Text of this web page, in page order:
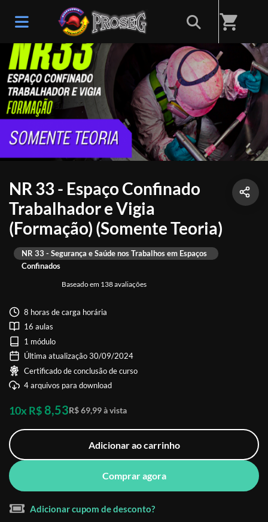
shopping_cart
NR 33 - Espaço Confinado
Trabalhador e Vigia
(Formação) (Somente Teoria)
Baseado em 138 avaliações
NR 33 - Segurança e Saúde nos Trabalhos em Espaços
Confinados
8 horas de carga horária
16 aulas
1 módulo
Última atualização 30/09/2024
Certificado de conclusão de curso
4 arquivos para download
10x R$8,53R$ 69,99 à vista
Adicionar ao carrinho
Comprar agora
Adicionar cupom de desconto?